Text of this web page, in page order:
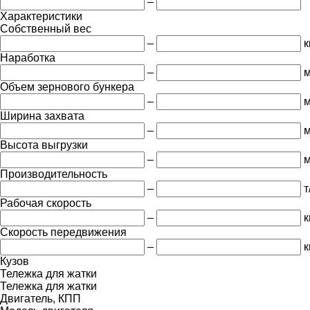
Характеристики
Собственный вес
–
Наработка
–
Объем зернового бункера
–
Ширина захвата
–
м
Высота выгрузки
–
м
Производительность
–
Рабочая скорость
–
Скорость передвижения
–
Кузов
Тележка для жатки
Тележка для жатки
Двигатель, КПП